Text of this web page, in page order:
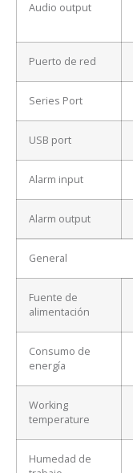
Audio output
Puerto de red
Series Port
USB port
Alarm input
Alarm output
General
Fuente de
alimentación
Consumo de
energía
Working
temperature
Humedad de